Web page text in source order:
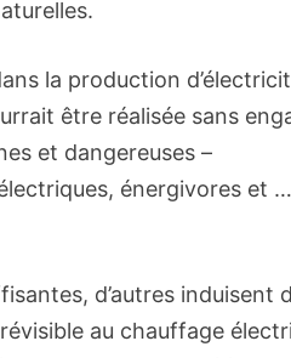
la production
être réalisée sans
et dangereuses –
énergivores et
d’autres induisent
au chauffage